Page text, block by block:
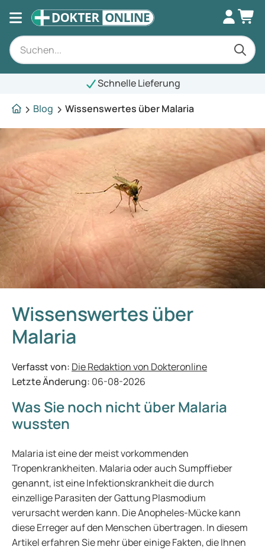
Schnelle Lieferung
Blog
Wissenswertes über Malaria
Wissenswertes über
Malaria
Verfasst von: Die Redaktion von Dokteronline
Letzte Änderung: 06-08-2026
Was Sie noch nicht über Malaria
wussten
Malaria ist eine der meist vorkommenden
Tropenkrankheiten. Malaria oder auch Sumpffieber
genannt, ist eine Infektionskrankheit die durch
einzellige Parasiten der Gattung Plasmodium
verursacht werden kann. Die Anopheles-Mücke kann
diese Erreger auf den Menschen übertragen. In diesem
Artikel erfahren Sie mehr über einige Fakten, die Ihnen